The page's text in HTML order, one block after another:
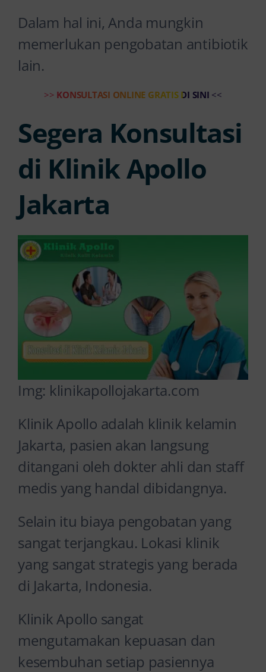
Dalam hal ini, Anda mungkin
memerlukan pengobatan antibiotik
lain.
>> KONSULTASI ONLINE GRATIS DI SINI <<
Segera Konsultasi
di Klinik Apollo
Jakarta
Img: klinikapollojakarta.com
Klinik Apollo adalah klinik kelamin
Jakarta, pasien akan langsung
ditangani oleh dokter ahli dan staff
medis yang handal dibidangnya.
Selain itu biaya pengobatan yang
sangat terjangkau. Lokasi klinik
yang sangat strategis yang berada
di Jakarta, Indonesia.
Klinik Apollo sangat
mengutamakan kepuasan dan
kesembuhan setiap pasiennya